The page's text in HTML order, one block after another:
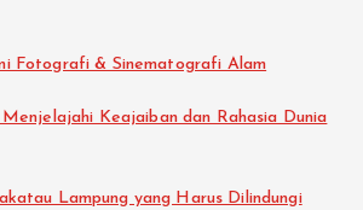
Fotografi & Sinematografi Alam
Keajaiban dan Rahasia Dunia
Lampung yang Harus Dilindungi